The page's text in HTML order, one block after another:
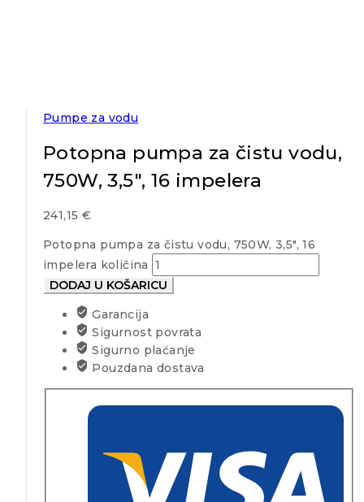
Pumpe za vodu
Potopna pumpa za čistu vodu,
750W, 3,5″, 16 impelera
241,15 €
Potopna pumpa za čistu vodu, 750W, 3,5", 16
impelera količina
DODAJ U KOŠARICU
Garancija
Sigurnost povrata
Sigurno plaćanje
Pouzdana dostava